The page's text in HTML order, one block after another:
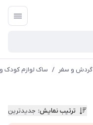
گردش و سفر / ساک لوازم کودک و
ترتیب نمایش: جدیدترین